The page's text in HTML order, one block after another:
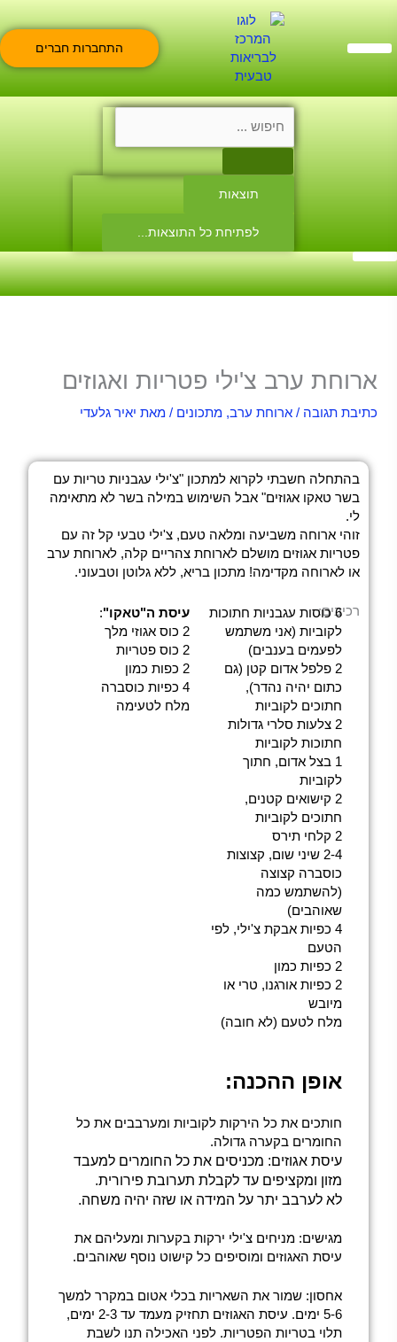
התחברות חברים
Search
תוצאות
לפתיחת כל התוצאות...
ארוחת ערב צ'ילי פטריות ואגוזים
כתיבת תגובה /ארוחת ערב,מתכונים / מאת יאיר גלעדי
בהתחלה חשבתי לקרוא למתכון "צ'ילי עגבניות טריות עם
בשר טאקו אגוזים" אבל השימוש במילה בשר לא מתאימה
לי.
זוהי ארוחה משביעה ומלאה טעם, צ'ילי טבעי קל זה עם
פטריות אגוזים מושלם לארוחת צהריים קלה, לארוחת ערב
או לארוחה מקדימה! מתכון בריא, ללא גלוטן וטבעוני.
רכיבים:6 כוסות עגבניות חתוכות
לקוביות (אני משתמש
לפעמים בענבים)
2 פלפל אדום קטן (גם
כתום יהיה נהדר),
חתוכים לקוביות
2 צלעות סלרי גדולות
חתוכות לקוביות
1 בצל אדום, חתוך
לקוביות
2 קישואים קטנים,
חתוכים לקוביות
2 קלחי תירס
2-4 שיני שום, קצוצות
כוסברה קצוצה
(להשתמש כמה
שאוהבים)
4 כפיות אבקת צ'ילי, לפי
הטעם
2 כפיות כמון
2 כפיות אורגנו, טרי או
מיובש
מלח לטעם (לא חובה)
עיסת ה"טאקו":
2 כוס אגוזי מלך
2 כוס פטריות
2 כפות כמון
4 כפיות כוסברה
מלח לטעימה
אופן ההכנה:
חותכים את כל הירקות לקוביות ומערבבים את כל
החומרים בקערה גדולה.
עיסת אגוזים: מכניסים את כל החומרים למעבד
מזון ומקציפים עד לקבלת תערובת פירורית.
לא לערבב יתר על המידה או שזה יהיה משחה.
מגישים: מניחים צ'ילי ירקות בקערות ומעליהם את
עיסת האגוזים ומוסיפים כל קישוט נוסף שאוהבים.
אחסון: שמור את השאריות בכלי אטום במקרר למשך
5-6 ימים. עיסת האגוזים תחזיק מעמד עד 2-3 ימים,
תלוי בטריות הפטריות. לפני האכילה תנו לשבת